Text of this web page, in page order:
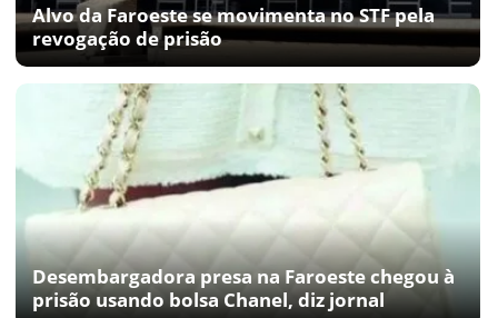
Alvo da Faroeste se movimenta no STF pela
revogação de prisão
Desembargadora presa na Faroeste chegou à
prisão usando bolsa Chanel, diz jornal